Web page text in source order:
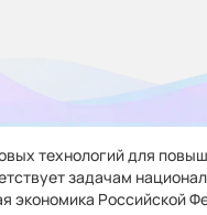
технологий для
задачам
экономика Российской